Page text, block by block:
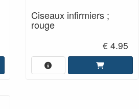
Ciseaux infirmiers ;
rouge
€ 4.95